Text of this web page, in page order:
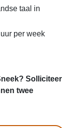
taal in
per week
Solliciteer
twee